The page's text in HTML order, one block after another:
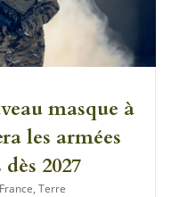
masque à
les armées
2027
France, Terre